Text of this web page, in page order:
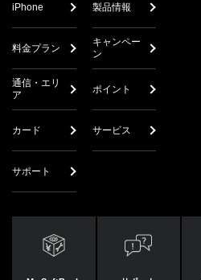
iPhone 製品情報
料金プラン
キャンペー
ン
通信・エリ
ア
ポイント
カード サービス
サポート